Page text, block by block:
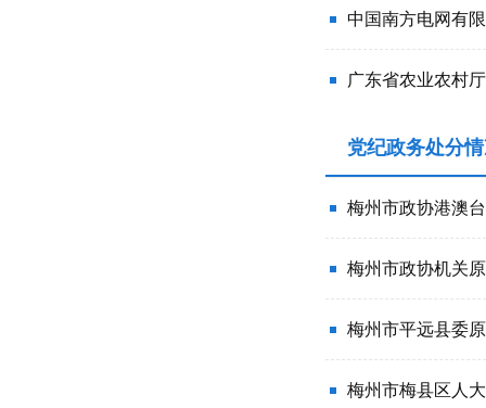
中国南方电网有
广东省农业农村
党纪政务处分
梅州市政协港澳
梅州市政协机关
梅州市平远县委
梅州市梅县区人